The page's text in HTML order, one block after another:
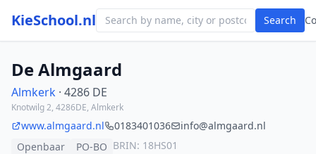
KieSchool.nl Search
De Almgaard
Almkerk · 4286 DE
Knotwilg 2, 4286DE, Almkerk
www.almgaard.nl 0183401036
info@almgaard.nl
Openbaar
PO-BO BRIN: 18HS01